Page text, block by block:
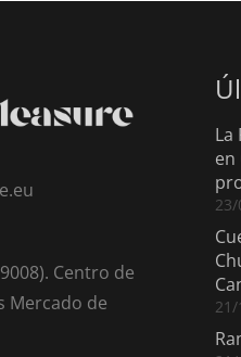
Centro de
Mercado de
La
en